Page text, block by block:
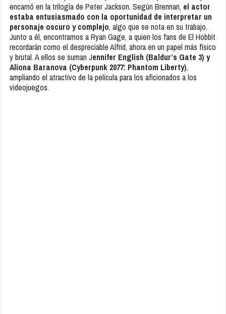
encarnó en la trilogía de Peter Jackson. Según Brennan, el actor
estaba entusiasmado con la oportunidad de interpretar un
personaje oscuro y complejo, algo que se nota en su trabajo.
Junto a él, encontramos a Ryan Gage, a quien los fans de El Hobbit
recordarán como el despreciable Alfrid, ahora en un papel más físico
y brutal. A ellos se suman Jennifer English (Baldur’s Gate 3) y
Aliona Baranova (Cyberpunk 2077: Phantom Liberty),
ampliando el atractivo de la película para los aficionados a los
videojuegos.